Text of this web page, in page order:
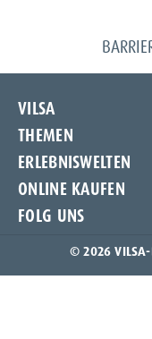
VILSA
Unternehmen
Unsere Quelle
Produkte
Karriere
THEMEN
Frischeschutzflasche
NIX-PACK
Naturschwur
ERLEBNISWELTEN
Spür die Natur
ONLINE KAUFEN
Amazon
Flaschenpost
FOLG UNS
Instagram© 2026